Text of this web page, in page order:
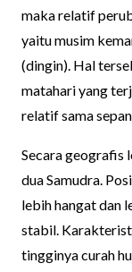
maka relatif
yaitu musim
(dingin). Hal
matahari yang
relatif sama
Secara geografis
dua Samudra.
lebih hangat dan
stabil.
tingginya curah